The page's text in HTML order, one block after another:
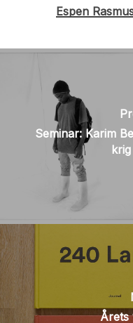
Espen
Seminar: Karim
Årets